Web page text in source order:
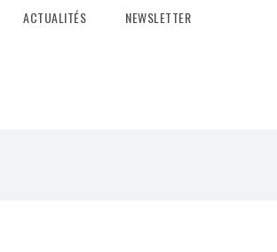
ACTUALITÉS NEWSLETTER